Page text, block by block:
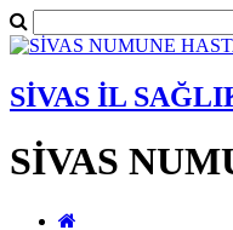
SİVAS İL
SİVAS